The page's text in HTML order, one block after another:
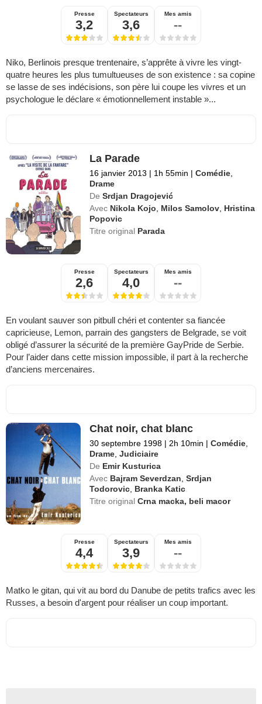
Presse
3,2
Spectateurs
3,6
Mes amis
--
Niko, Berlinois presque trentenaire, s’apprête à vivre les vingt-
quatre heures les plus tumultueuses de son existence : sa copine
se lasse de ses indécisions, son père lui coupe les vivres et un
psychologue le déclare « émotionnellement instable »...
La Parade
16 janvier 2013 | 1h 55min | Comédie
Drame
De Srdjan Dragojević
Avec Nikola Kojo Milos Samolov Hristina
Popovic
Titre original Parada
Presse
2,6
Spectateurs
4,0
Mes amis
--
En voulant sauver son pitbull chéri et contenter sa fiancée
capricieuse, Lemon, parrain des gangsters de Belgrade, se voit
obligé d’assurer la sécurité de la première GayPride de Serbie.
Pour l’aider dans cette mission impossible, il part à la recherche
d’anciens mercenaires.
Chat noir, chat blanc
30 septembre 1998 | 2h 10min | Comédie
Drame ,Judiciaire
De Emir Kusturica
Avec Bajram Severdzan ,Srdjan
Todorovic Branka Katic
Titre originalCrna macka, beli macor
Presse
4,4
Spectateurs
3,9
Mes amis
--
Matko le gitan, qui vit au bord du Danube de petits trafics avec les
Russes, a besoin d'argent pour réaliser un coup important.